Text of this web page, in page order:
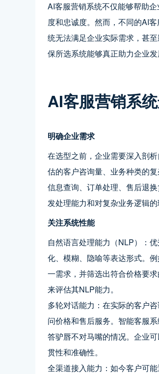
AI客服营销系统不仅能够帮助
度和忠诚度。然而，不同的AI
统无法满足企业实际需求，甚
保所选系统能够真正助力企业发
AI客服营销系
明确企业需求
在选型之前，企业需要深入剖
估的客户咨询量、业务种类的
信息查询、订单处理、售后退
发处理能力和对复杂业务逻辑的
关注系统性能
自然语言处理能力（NLP）：
化、模糊、隐喻等表达形式。
一需求，并筛选出符合价格要
来评估其NLP能力。
多轮对话能力：在实际的客户
问价格和售后服务。智能客服
答驴唇不对马嘴的情况。企业
贯性和准确性。
全渠道接入能力：如今客户可